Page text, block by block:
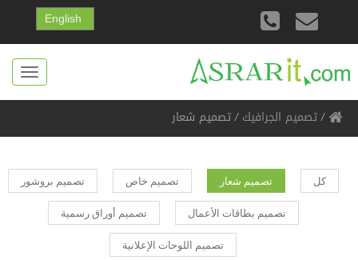
/تصميم الجرافيك/تصميم شعار
كل تصميم شعار تصميم خاص تصميم بروشور
تصميم بطاقات الأعمال تصميم أوراق رسمية
تصميم اللوحات الإعلانية